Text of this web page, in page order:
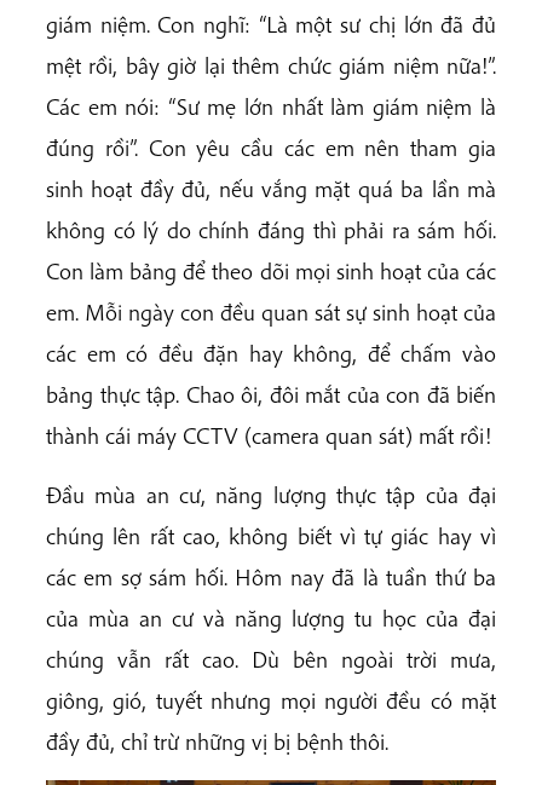
giám niệm. Con nghĩ: “Là một sư chị lớn đã đủ
mệt rồi, bây giờ lại thêm chức giám niệm nữa!”.
Các em nói: “Sư mẹ lớn nhất làm giám niệm là
đúng rồi”. Con yêu cầu các em nên tham gia
sinh hoạt đầy đủ, nếu vắng mặt quá ba lần mà
không có lý do chính đáng thì phải ra sám hối.
Con làm bảng để theo dõi mọi sinh hoạt của các
em. Mỗi ngày con đều quan sát sự sinh hoạt của
các em có đều đặn hay không, để chấm vào
bảng thực tập. Chao ôi, đôi mắt của con đã biến
thành cái máy CCTV (camera quan sát) mất rồi!
Đầu mùa an cư, năng lượng thực tập của đại
chúng lên rất cao, không biết vì tự giác hay vì
các em sợ sám hối. Hôm nay đã là tuần thứ ba
của mùa an cư và năng lượng tu học của đại
chúng vẫn rất cao. Dù bên ngoài trời mưa,
giông, gió, tuyết nhưng mọi người đều có mặt
đầy đủ, chỉ trừ những vị bị bệnh thôi.